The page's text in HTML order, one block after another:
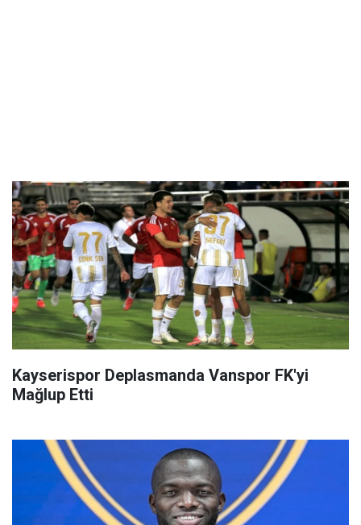
Kayserispor Deplasmanda Vanspor FK'yi
Mağlup Etti